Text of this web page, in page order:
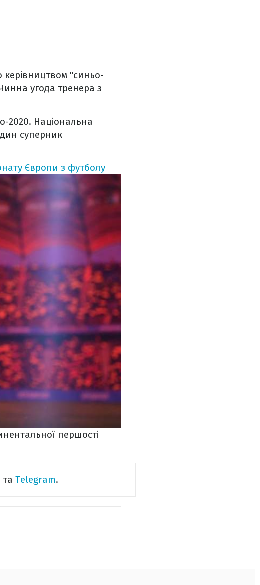
керівництвом "синьо-
угода тренера з
2020. Національна
суперник
Європи з футболу
першості
та Telegram.